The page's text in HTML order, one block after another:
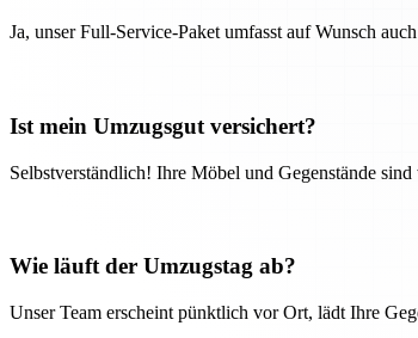
Ja, unser Full-Service-Paket umfasst auf Wunsch
Ist mein Umzugsgut versichert?
Selbstverständlich! Ihre Möbel und Gegenstände
Wie läuft der Umzugstag ab?
Unser Team erscheint pünktlich vor Ort, lädt Ihre